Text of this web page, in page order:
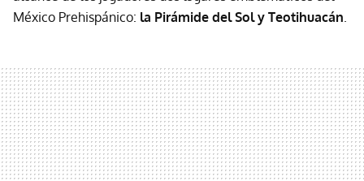
México Prehispánico: la Pirámide del Sol y Teotihuacán